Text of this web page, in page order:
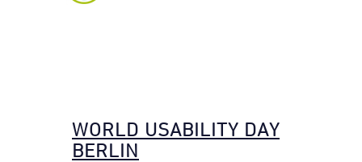
WORLD USABILITY DAY
BERLIN